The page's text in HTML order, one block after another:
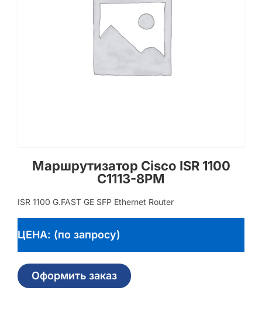
Маршрутизатор Cisco ISR 1100
C1113-8PM
ISR 1100 G.FAST GE SFP Ethernet Router
ЦЕНА: (по запросу)
Оформить заказ